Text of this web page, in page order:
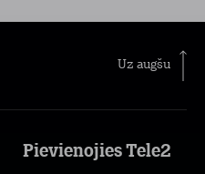
Uz augšu
Pievienojies Tele2